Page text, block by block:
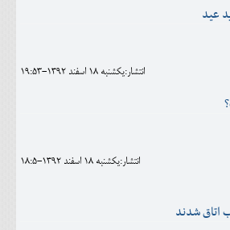
عید
انتشار:يکشنبه 18 اسفند 1392-19:53
انتشار:يکشنبه 18 اسفند 1392-18:5
اتاق شدند